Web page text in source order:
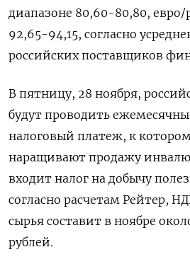
диапазоне 80,60-80,80, евро/
92,65-94,15, согласно
российских поставщиков
В пятницу, 28 ноября,
будут проводить
налоговый платеж, к
наращивают продажу
входит налог на добычу
согласно расчетам Рейтер,
сырья составит в ноябре
рублей.